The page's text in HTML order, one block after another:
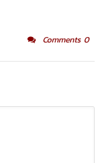
Comments 0